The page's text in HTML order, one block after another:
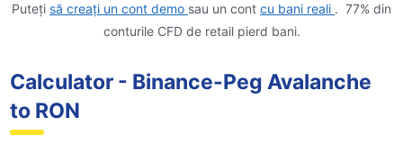
Puteți să creați un cont demo sau un cont cu bani reali . 77% din
conturile CFD de retail pierd bani.
Calculator - Binance-Peg Avalanche
to RON